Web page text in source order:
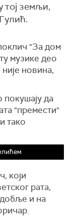
тој земљи,
"За дом
музике део
није новина,
да
"премести"
тако
који
рата,
и на